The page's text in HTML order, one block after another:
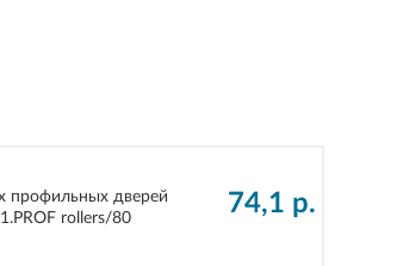
профильных дверей
rollers/80
74,1 р.